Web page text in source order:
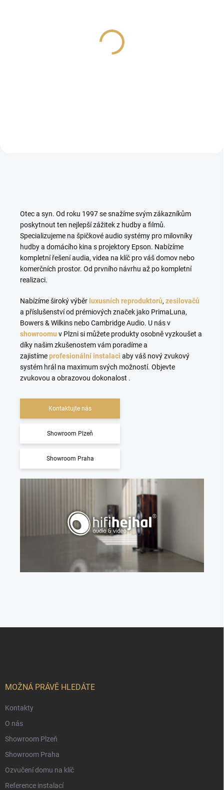
Otec a syn. Od roku 1997 se snažíme svým zákazníkům
poskytnout ten nejlepší zážitek z hudby a filmů.
Specializujeme na špičkové audio systémy pro milovníky
hudby a domácího kina s projektory Epson. Nabízíme
kompletní řešení audia, videa na klíč pro váš domov nebo
komerčních prostor. Od prvního návrhu až po kompletní
realizaci.
Nabízíme široký výběr luxusních reproduktorů, zesilovačů
a příslušenství od prémiových značek jako PrimaLuna,
Bowers & Wilkins nebo Cambridge Audio. U nás v
showroomu v Plzni si můžete produkty osobně vyzkoušet a
díky našim zkušenostem vám poradíme a
zajistímeprofesionální instalaci aby váš nový zvukový
systém hrál na maximum svých možností. Objevte
zvukovou a obrazovou dokonalost .
Kontaktujte nás
Showroom Plzeň
Showroom Praha
MOŽNÁ PRÁVĚ HLEDÁTE
Kontakty
O nás
Showroom Plzeň
Showroom Praha
Ozvučení domu na klíč
Reference instalací